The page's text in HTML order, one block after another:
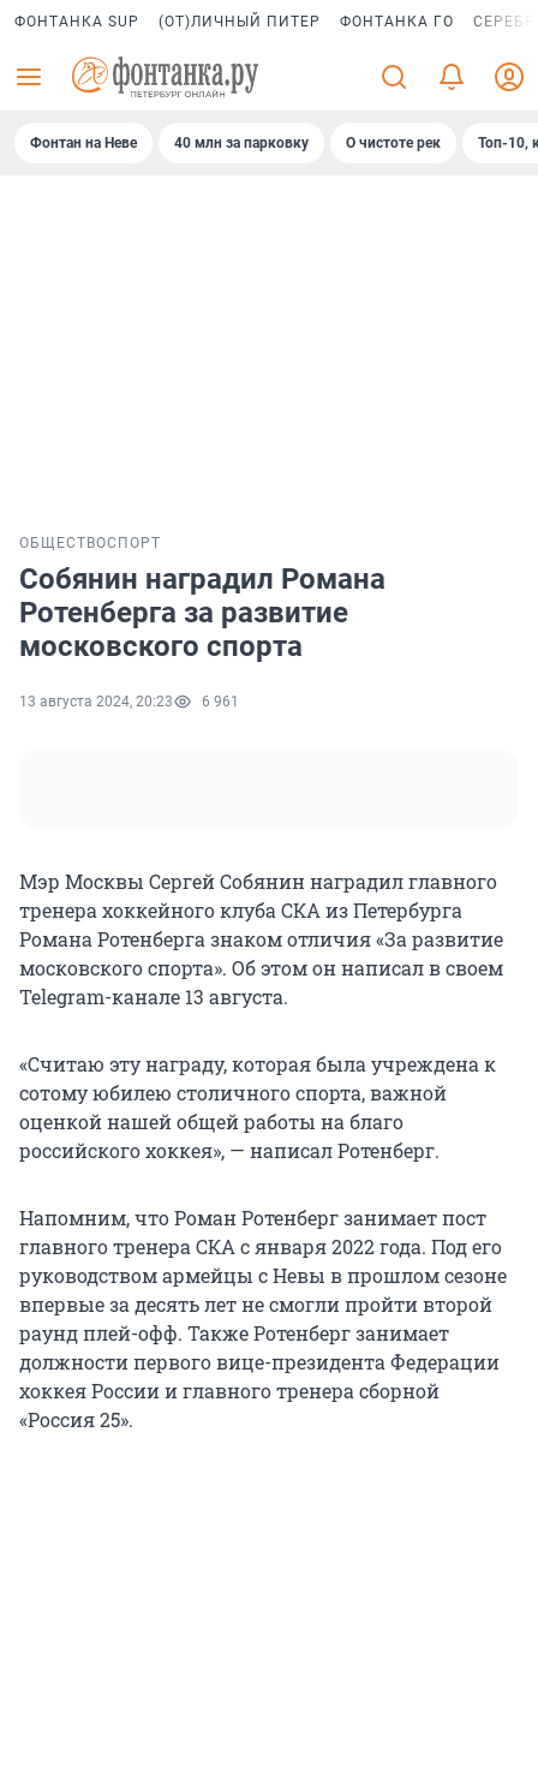
ФОНТАНКА SUP (ОТ)ЛИЧНЫЙ ПИТЕР ФОНТАНКА ГО
Фонтан на Неве 40 млн за парковку О чистоте рек Топ-10,
ОБЩЕСТВОСПОРТ
Собянин наградил Романа
Ротенберга за развитие
московского спорта
13 августа 2024, 20:23 6 961
Мэр Москвы Сергей Собянин наградил главного
тренера хоккейного клуба СКА из Петербурга
Романа Ротенберга знаком отличия «За развитие
московского спорта». Об этом он написал в своем
Telegram-канале 13 августа.
«Считаю эту награду, которая была учреждена к
сотому юбилею столичного спорта, важной
оценкой нашей общей работы на благо
российского хоккея», — написал Ротенберг.
Напомним, что Роман Ротенберг занимает пост
главного тренера СКА с января 2022 года. Под его
руководством армейцы с Невы в прошлом сезоне
впервые за десять лет не смогли пройти второй
раунд плей-офф. Также Ротенберг занимает
должности первого вице-президента Федерации
хоккея России и главного тренера сборной
«Россия 25».